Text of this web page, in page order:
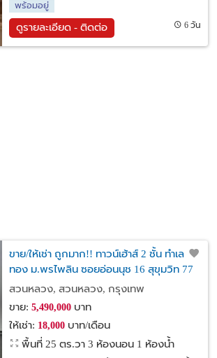
พร้อมอยู่
ดูรายละเอียด - ติดต่อ 6 วัน
ขาย/ให้เช่า ถูกมาก!! ทาวน์เฮ้าส์ 2 ชั้น ทำเล
ทอง ม.พรไพลิน ซอยอ่อนนุช 16 สุขุมวิท 77
ใกล้ BTS อ่อนนุช
สวนหลวง, สวนหลวง, กรุงเทพ
ขาย: 5,490,000บาท
ให้เช่า: 18,000บาท/เดือน
พื้นที่ 25 ตร.วา 3 ห้องนอน 1 ห้องน้ำ